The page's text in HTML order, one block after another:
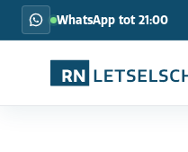
WhatsApp tot 21:00